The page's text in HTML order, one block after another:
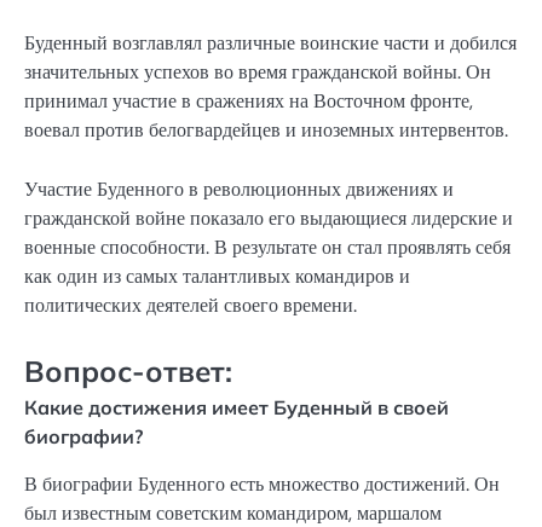
Буденный возглавлял различные воинские части и добился
значительных успехов во время гражданской войны. Он
принимал участие в сражениях на Восточном фронте,
воевал против белогвардейцев и иноземных интервентов.
Участие Буденного в революционных движениях и
гражданской войне показало его выдающиеся лидерские и
военные способности. В результате он стал проявлять себя
как один из самых талантливых командиров и
политических деятелей своего времени.
Вопрос-ответ:
Какие достижения имеет Буденный в своей
биографии?
В биографии Буденного есть множество достижений. Он
был известным советским командиром, маршалом